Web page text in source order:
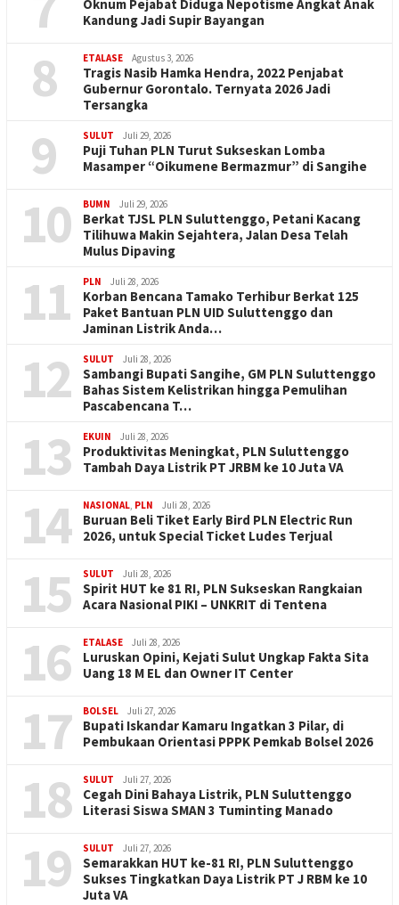
Oknum Pejabat Diduga Nepotisme Angkat Anak
Kandung Jadi Supir Bayangan
8 ETALASE Agustus 3, 2026
Tragis Nasib Hamka Hendra, 2022 Penjabat
Gubernur Gorontalo. Ternyata 2026 Jadi
Tersangka
9 SULUT Juli 29, 2026
Puji Tuhan PLN Turut Sukseskan Lomba
Masamper “Oikumene Bermazmur” di Sangihe
10 BUMN Juli 29, 2026
Berkat TJSL PLN Suluttenggo, Petani Kacang
Tilihuwa Makin Sejahtera, Jalan Desa Telah
Mulus Dipaving
11 PLN Juli 28, 2026
Korban Bencana Tamako Terhibur Berkat 125
Paket Bantuan PLN UID Suluttenggo dan
Jaminan Listrik Anda…
12 SULUT Juli 28, 2026
Sambangi Bupati Sangihe, GM PLN Suluttenggo
Bahas Sistem Kelistrikan hingga Pemulihan
Pascabencana T…
13 EKUIN Juli 28, 2026
Produktivitas Meningkat, PLN Suluttenggo
Tambah Daya Listrik PT JRBM ke 10 Juta VA
14 NASIONAL, PLN Juli 28, 2026
Buruan Beli Tiket Early Bird PLN Electric Run
2026, untuk Special Ticket Ludes Terjual
15 SULUT Juli 28, 2026
Spirit HUT ke 81 RI, PLN Sukseskan Rangkaian
Acara Nasional PIKI – UNKRIT di Tentena
16 ETALASE Juli 28, 2026
Luruskan Opini, Kejati Sulut Ungkap Fakta Sita
Uang 18 M EL dan Owner IT Center
17 BOLSEL Juli 27, 2026
Bupati Iskandar Kamaru Ingatkan 3 Pilar, di
Pembukaan Orientasi PPPK Pemkab Bolsel 2026
18 SULUT Juli 27, 2026
Cegah Dini Bahaya Listrik, PLN Suluttenggo
Literasi Siswa SMAN 3 Tuminting Manado
19 SULUT Juli 27, 2026
Semarakkan HUT ke-81 RI, PLN Suluttenggo
Sukses Tingkatkan Daya Listrik PT J RBM ke 10
Juta VA